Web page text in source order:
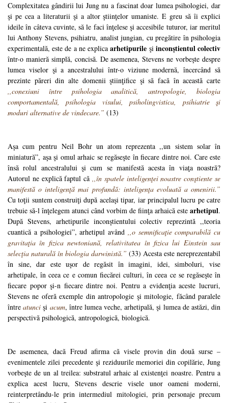
Complexitatea gândirii lui Jung nu a fascinat doar lumea psihologiei, dar
şi pe cea a literaturii şi a altor ştiinţelor umaniste. E greu să îi explici
ideile în câteva cuvinte, să le faci înţelese şi accesibile tuturor, iar meritul
lui Anthony Stevens, psihiatru, analist jungian, cu pregătire în psihologia
experimentală, este de a ne explicaarhetipurile şi inconştientul colectiv
într-o manieră simplă, concisă. De asemenea, Stevens ne vorbeşte despre
lumea viselor şi a ancestralului într-o viziune modernă, încercând să
prezinte păreri din alte domenii ştiinţifice şi să facă în această carte
,,conexiuni între psihologia analitică, antropologie, biologia
comportamentală, psihologia visului, psiholingvistica, psihiatrie şi
moduri alternative de vindecare.” (13)
Aşa cum pentru Neil Bohr un atom reprezenta ,,un sistem solar în
miniatură”, aşa şi omul arhaic se regăseşte în fiecare dintre noi. Care este
însă rolul ancestralului şi cum se manifestă acesta în viaţa noastră?
Autorul ne explică faptul că ,,în spatele inteligenţei noastre conştiente se
manifestă o inteligenţă mai profundă: inteligenţa evoluată a omenirii.”
Cu toţii suntem construiţi după acelaşi tipar, iar principalul lucru pe catre
trebuie să-l înţelegem atunci când vorbim de fiinţa arhaică este arhetipul.
După Stevens, arhetipurile inconştientului colectiv reprezintă ,,teoria
cuantică a psihologiei”, arhetipul având ,,o semnificaţie comparabilă cu
gravitaţia în fizica newtoniană, relativitatea în fizica lui Einstein sau
selecţia naturală în biologia darwinistă.” (33) Acesta este nereprezentabil
în sine, dar este uşor de regăsit în imagini, idei, simboluri, vise
arhetipale, în ceea ce e comun fiecărei culturi, în ceea ce se regăseşte în
fiecare popor şi-n fiecare dintre noi. Pentru a evidenţia aceste lucruri,
Stevens ne oferă exemple din antropologie şi mitologie, făcând paralele
întreatunci şi acum, între lumea veche, arhetipală, şi lumea de astăzi, din
perspectivă psihologică, antropologică, biologică.
De asemenea, dacă Freud afirma că visele provin din două surse –
evenimentele zilei precedente şi reziduurile memoriei din copilărie, Jung
vorbeşte de un al treilea: substratul arhaic al existenţei noastre. Pentru a
explica acest lucru, Stevens descrie visele unor oameni moderni,
reinterpretându-le prin intermediul mitologiei, prin personaje precum